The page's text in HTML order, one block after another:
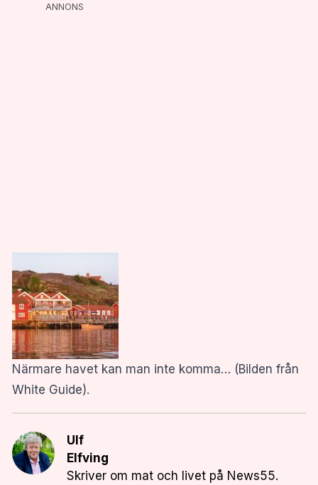
ANNONS
Närmare havet kan man inte komma… (Bilden från
White Guide).
Ulf
Elfving
Skriver om mat och livet på News55.